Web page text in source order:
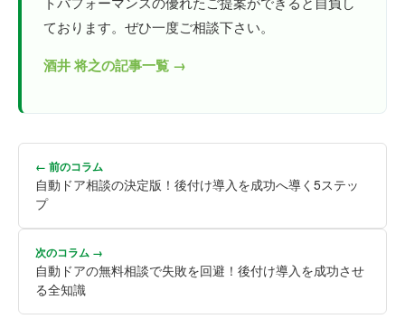
ております。ぜひ一度ご相談下さい。
酒井 将之の記事一覧 →
← 前のコラム
自動ドア相談の決定版！後付け導入を成功へ導く5ステッ
プ
次のコラム →
自動ドアの無料相談で失敗を回避！後付け導入を成功させ
る全知識